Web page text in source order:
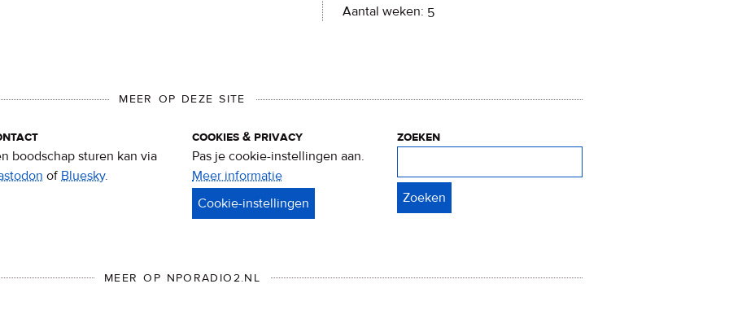
Aantal weken: 5
MEER OP DEZE SITE
boodschap sturen kan via
ofBluesky.
cookies & privacy
Pas je cookie-instellingen aan.
Meer informatie
&
zoeken
MEER OP NPORADIO2.NL